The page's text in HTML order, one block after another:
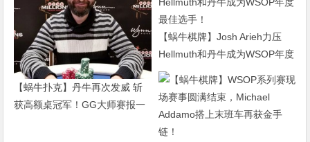
【蜗牛扑克】丹牛再次发威 斩
获高额桌冠军！GG大师赛报一
【蜗牛棋牌】Josh Arieh力压
Hellmuth和丹牛成为WSOP年度
最佳选手！